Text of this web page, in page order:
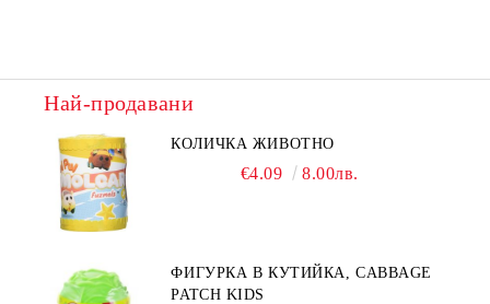
Най-продавани
КОЛИЧКА ЖИВОТНО
€4.09 8.00лв.
ФИГУРКА В КУТИЙКА, CABBAGE
PATCH KIDS